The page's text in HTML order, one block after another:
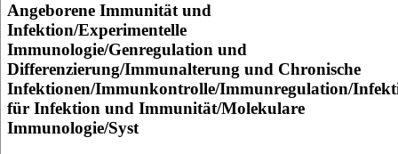
Angeborene Immunität und
Infektion/Experimentelle
Immunologie/Genregulation und
Differenzierung/Immunalterung und Chronische
Infektionen/Immunkontrolle/Immunregulation/
für Infektion und Immunität/Molekulare
Immunologie/Syst